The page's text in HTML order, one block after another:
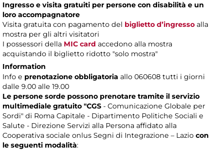
Ingresso e visita gratuiti per persone con disabilità e un
loro accompagnatore
Visita gratuita con pagamento del biglietto d’ingresso alla
mostra per gli altri visitatori
I possessori della MIC card accedono alla mostra
acquistando il biglietto ridotto "solo mostra"
Information
Info e prenotazione obbligatoria allo 060608 tutti i giorni
dalle 9.00 alle 19.00
Le persone sorde possono prenotare tramite il servizio
multimediale gratuito "CGS - Comunicazione Globale per
Sordi" di Roma Capitale - Dipartimento Politiche Sociali e
Salute - Direzione Servizi alla Persona affidato alla
Cooperativa sociale onlus Segni di Integrazione – Lazio con
le seguenti modalità: